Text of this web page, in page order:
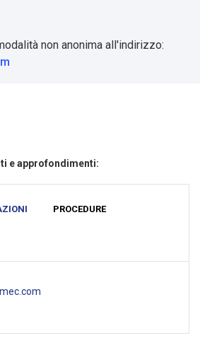
non anonima all'indirizzo:
e approfondimenti:
PROCEDURE